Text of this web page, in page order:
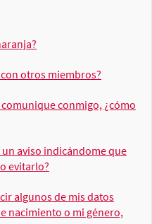
otros miembros?
conmigo, ¿cómo
aviso indicándome que
evitarlo?
algunos de mis datos
nacimiento o mi género,